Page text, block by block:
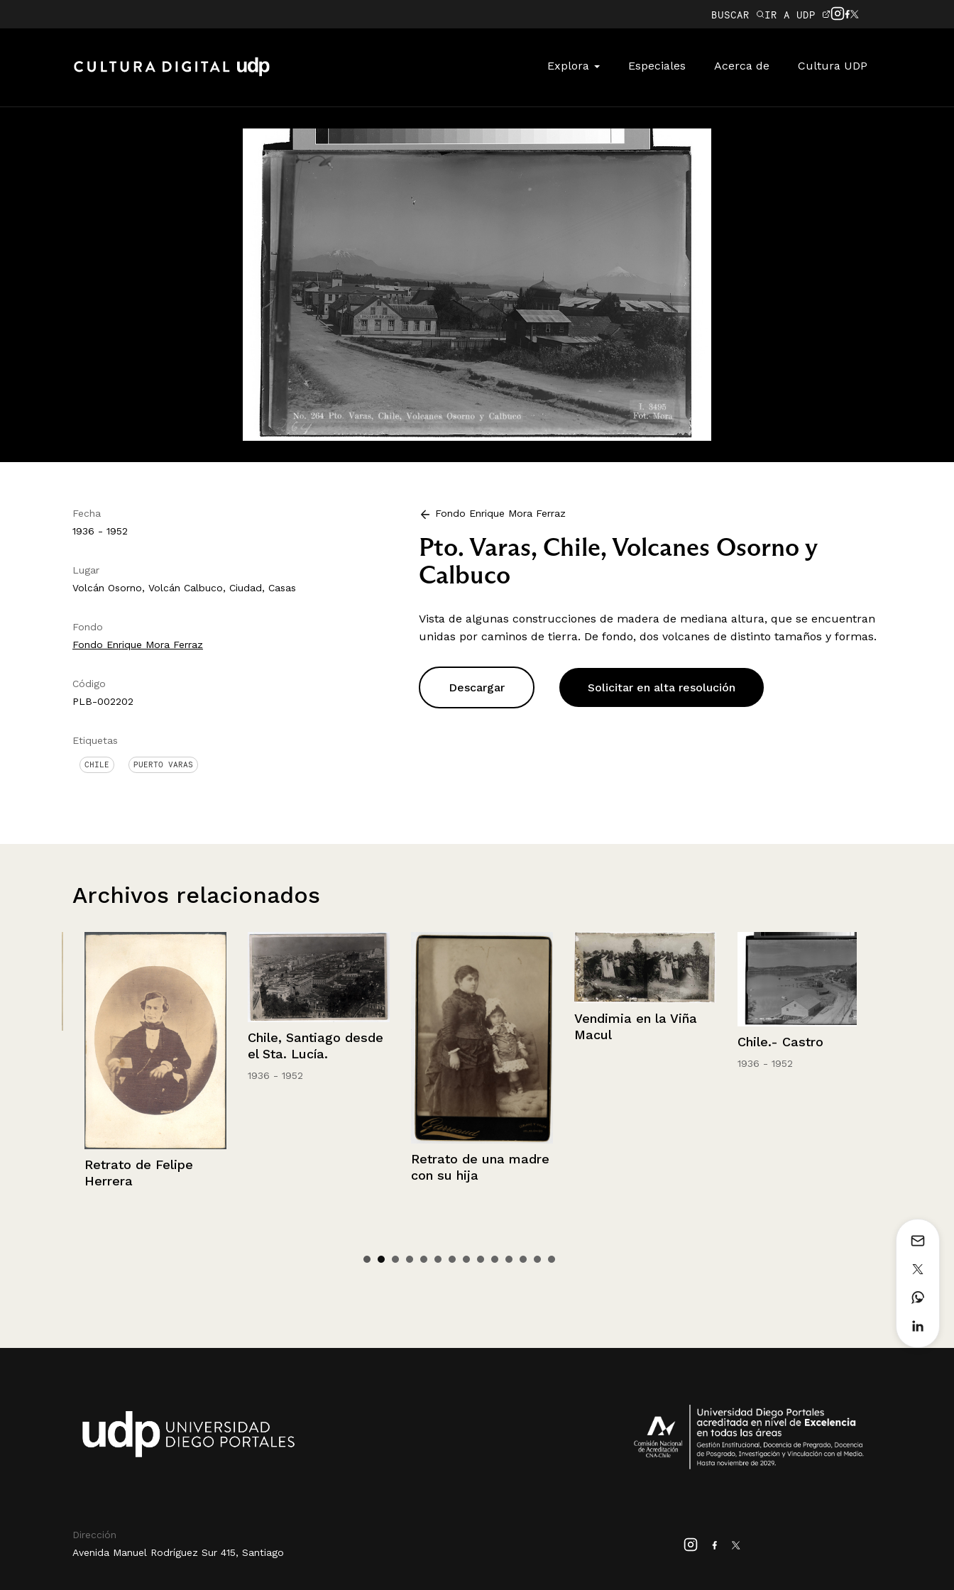
BUSCAR IR A UDP
Explora Especiales Acerca de Cultura UDP
Fecha
1936 - 1952
Lugar
Volcán Osorno, Volcán Calbuco, Ciudad, Casas
Fondo
Fondo Enrique Mora Ferraz
Código
PLB-002202
Etiquetas
CHILE PUERTO VARAS
Fondo Enrique Mora Ferraz
Pto. Varas, Chile, Volcanes Osorno y
Calbuco
Vista de algunas construcciones de madera de mediana altura, que se encuentran
unidas por caminos de tierra. De fondo, dos volcanes de distinto tamaños y formas.
Descargar Solicitar en alta resolución
Archivos relacionados
Retrato de Felipe
Herrera
Chile, Santiago desde
el Sta. Lucía.
1936 - 1952
Retrato de una madre
con su hija
Vendimia en la Viña
Macul
Chile.- Castro
1936 - 1952
Dirección
Avenida Manuel Rodríguez Sur 415, Santiago